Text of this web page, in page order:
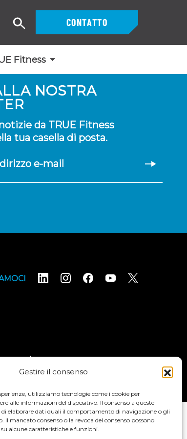
Gestire il consenso
utilizziamo tecnologie come i cookie per
alle informazioni del dispositivo. Il consenso a queste
di elaborare dati quali il comportamento di navigazione o gli
Il mancato consenso o la revoca del consenso possono
alcune caratteristiche e funzioni.
Fitness
CONTATTO
Ricerca
NOSTRA
da TRUE Fitness
tua casella di posta.
e-mail